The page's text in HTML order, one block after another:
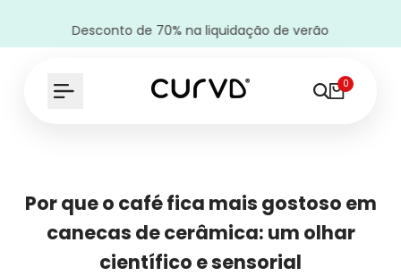
Desconto de 70% na liquidação de verão
0
Por que o café fica mais gostoso em
canecas de cerâmica: um olhar
científico e sensorial